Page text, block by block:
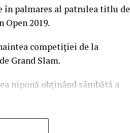
în palmares al patrulea titlu de
Open 2019.
competiţiei de la
Grand Slam.
niponă obţinând sâmbătă a
valoare de 2,75 milioane de